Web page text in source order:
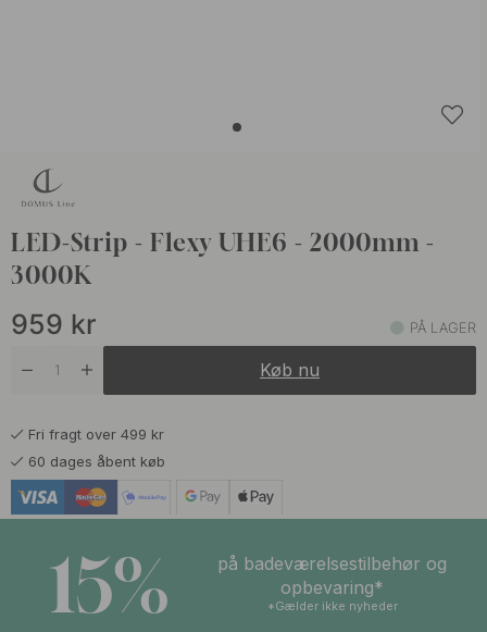
LED-Strip - Flexy UHE6 - 2000mm -
3000K
959 kr PÅ LAGER
Køb nu
Fri fragt over 499 kr
60 dages åbent køb
15%
på badeværelsestilbehør og
opbevaring*
*Gælder ikke nyheder